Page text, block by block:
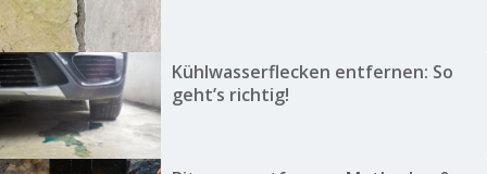
Kühlwasserflecken entfernen: So
geht’s richtig!